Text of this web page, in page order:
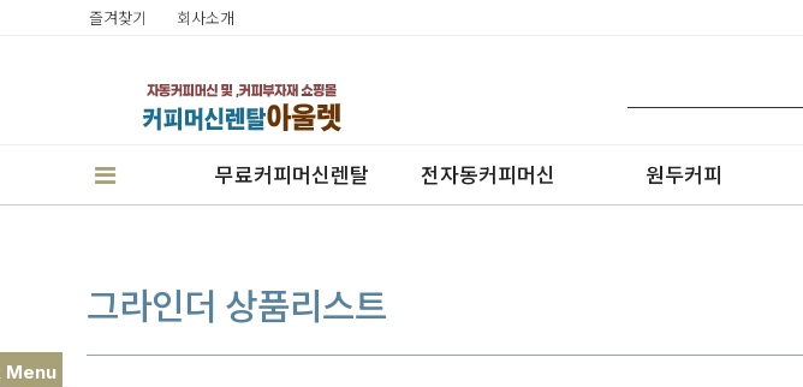
즐겨찾기 회사소개
무료커피머신렌탈 전자동커피머신 원두커피
Menu
그라인더 상품리스트